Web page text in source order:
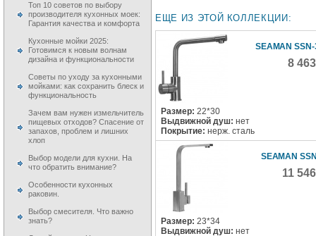
ЕЩЕ ИЗ ЭТОЙ КОЛЛЕКЦИИ:
SEAMAN
8
Размер: 22*30
Выдвижной душ: нет
Покрытие: нерж. сталь
SEAMAN
11
Размер: 23*34
Выдвижной душ: нет
Топ 10 советов по выбору
производителя кухонных моек:
Гарантия качества и комфорта
Кухонные мойки 2025:
Готовимся к новым волнам
дизайна и функциональности
Советы по уходу за кухонными
мойками: как сохранить блеск и
функциональность
Зачем вам нужен измельчитель
пищевых отходов? Спасение от
запахов, проблем и лишних
хлоп
Выбор модели для кухни. На
что обратить внимание?
Особенности кухонных
раковин.
Выбор смесителя. Что важно
знать?